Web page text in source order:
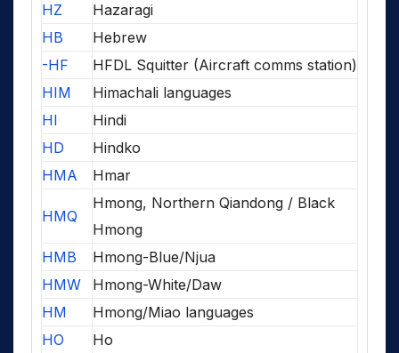
HZ
Hazaragi
HB
Hebrew
-HF
HFDL Squitter (Aircraft comms station)
HIM
Himachali languages
HI
Hindi
HD
Hindko
HMA
Hmar
HMQ
Hmong, Northern Qiandong / Black
Hmong
HMB
Hmong-Blue/Njua
HMW
Hmong-White/Daw
HM
Hmong/Miao languages
HO
Ho